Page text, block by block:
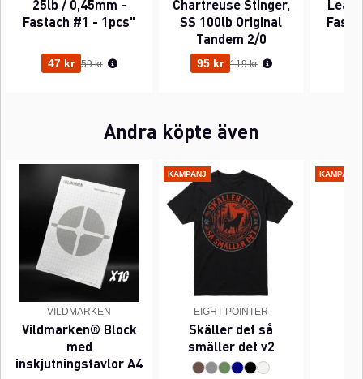
25lb / 0,45mm -
Fastach #1 - 1pcs"
47 kr Ordinarie pris:
59 kr
Chartreuse Stinger,
SS 100lb Original
Tandem 2/0
95 kr Ordinarie pris:
119 kr
Andra köpte även
VILDMARKEN
Vildmarken® Block
med
inskjutningstavlor A4
KAMPANJ
EIGHT POINTER
Skäller det så
smäller det v2
KAMPANJ